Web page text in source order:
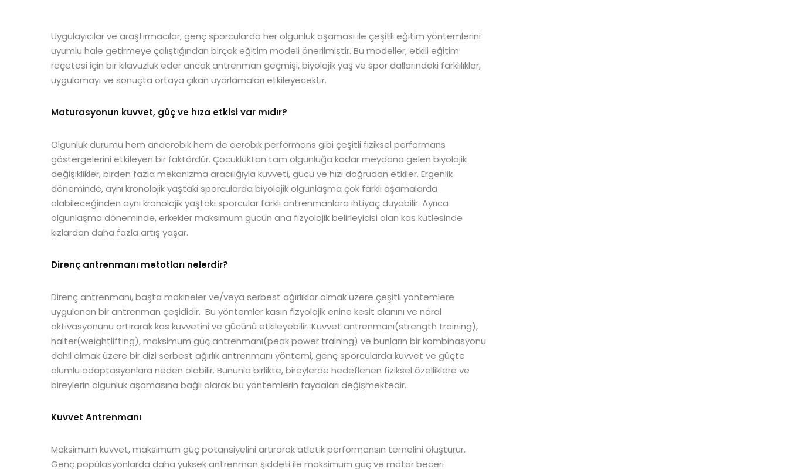
Uygulayıcılar ve araştırmacılar, genç sporcularda her olgunluk aşaması ile çeşitli eğitim yöntemlerini
uyumlu hale getirmeye çalıştığından birçok eğitim modeli önerilmiştir. Bu modeller, etkili eğitim
reçetesi için bir kılavuzluk eder ancak antrenman geçmişi, biyolojik yaş ve spor dallarındaki farklılıklar,
uygulamayı ve sonuçta ortaya çıkan uyarlamaları etkileyecektir.
Maturasyonun kuvvet, güç ve hıza etkisi var mıdır?
Olgunluk durumu hem anaerobik hem de aerobik performans gibi çeşitli fiziksel performans
göstergelerini etkileyen bir faktördür. Çocukluktan tam olgunluğa kadar meydana gelen biyolojik
değişiklikler, birden fazla mekanizma aracılığıyla kuvveti, gücü ve hızı doğrudan etkiler. Ergenlik
döneminde, aynı kronolojik yaştaki sporcularda biyolojik olgunlaşma çok farklı aşamalarda
olabileceğinden aynı kronolojik yaştaki sporcular farklı antrenmanlara ihtiyaç duyabilir. Ayrıca
olgunlaşma döneminde, erkekler maksimum gücün ana fizyolojik belirleyicisi olan kas kütlesinde
kızlardan daha fazla artış yaşar.
Direnç antrenmanı metotları nelerdir?
Direnç antrenmanı, başta makineler ve/veya serbest ağırlıklar olmak üzere çeşitli yöntemlere
uygulanan bir antrenman çeşididir. Bu yöntemler kasın fizyolojik enine kesit alanını ve nöral
aktivasyonunu artırarak kas kuvvetini ve gücünü etkileyebilir. Kuvvet antrenmanı(strength training),
halter(weightlifting), maksimum güç antrenmanı(peak power training) ve bunların bir kombinasyonu
dahil olmak üzere bir dizi serbest ağırlık antrenmanı yöntemi, genç sporcularda kuvvet ve güçte
olumlu adaptasyonlara neden olabilir. Bununla birlikte, bireylerde hedeflenen fiziksel özelliklere ve
bireylerin olgunluk aşamasına bağlı olarak bu yöntemlerin faydaları değişmektedir.
Kuvvet Antrenmanı
Maksimum kuvvet, maksimum güç potansiyelini artırarak atletik performansın temelini oluşturur.
Genç popülasyonlarda daha yüksek antrenman şiddeti ile maksimum güç ve motor beceri